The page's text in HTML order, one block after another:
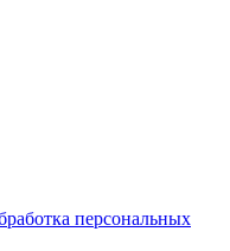
персональных